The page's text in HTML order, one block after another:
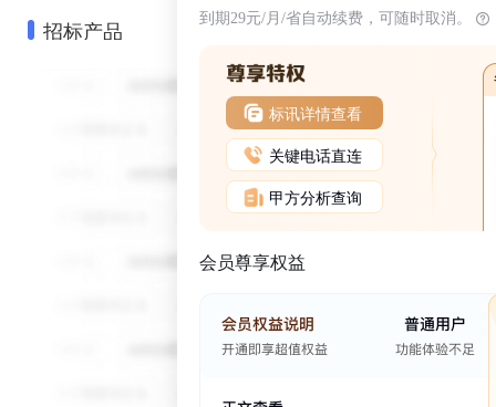
招标产品 到期29元/月/省自动续费，可随时取消。
标讯详情查看
关键电话直连
甲方分析查询
会员尊享权益